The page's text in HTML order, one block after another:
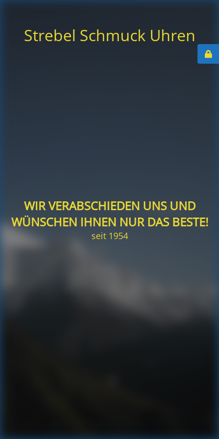
Strebel Schmuck Uhren
WIR VERABSCHIEDEN UNS UND
WÜNSCHEN IHNEN NUR DAS BESTE!
seit 1954